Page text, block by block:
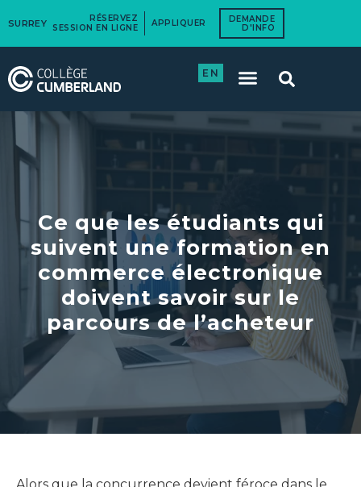
SURREY
RÉSERVEZ
SESSION EN LIGNE
APPLIQUER
DEMANDE
D'INFO
EN
Ce que les étudiants qui
suivent une formation en
commerce électronique
doivent savoir sur le
parcours de l’acheteur